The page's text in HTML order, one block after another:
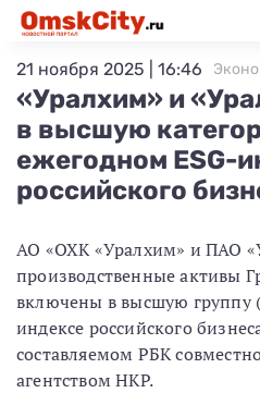
«Уралхим» и
в высшую
ежегодном ESG-
российского
21 ноября 2025 | 16:46
АО «ОХК «Уралхим» и ПАО
производственные активы
включены в высшую группу
индексе российского
составляемом РБК
агентством НКР.